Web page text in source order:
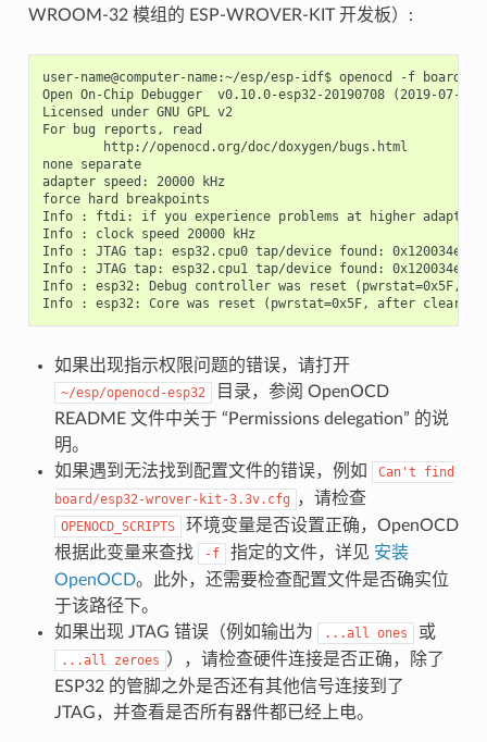
WROOM-32 模组的 ESP-WROVER-KIT 开发板）:
user-name@computer-name:~/esp/esp-idf$ openocd -f board/
Open On-Chip Debugger  v0.10.0-esp32-20190708 (2019-07-
Licensed under GNU GPL v2
For bug reports, read
        http://openocd.org/doc/doxygen/bugs.html
none separate
adapter speed: 20000 kHz
force hard breakpoints
Info : ftdi: if you experience problems at higher adapter
Info : clock speed 20000 kHz
Info : JTAG tap: esp32.cpu0 tap/device found:
Info : JTAG tap: esp32.cpu1 tap/device found:
Info : esp32: Debug controller was reset (pwrstat=0x5F,
如果出现指示权限问题的错误，请打开
~/esp/openocd-esp32
目录，参阅 OpenOCD
README 文件中关于 “Permissions delegation” 的说
明。
如果遇到无法找到配置文件的错误，例如
Can't
find
board/esp32-wrover-kit-3.3v.cfg
，请检查
OPENOCD_SCRIPTS
环境变量是否设置正确，OpenOCD
根据此变量来查找
-f 指定的文件，详见 安装
OpenOCD。此外，还需要检查配置文件是否确实位
于该路径下。
如果出现 JTAG 错误（例如输出为
...all ones 或
...all zeroes
），请检查硬件连接是否正确，除了
ESP32 的管脚之外是否还有其他信号连接到了
JTAG，并查看是否所有器件都已经上电。